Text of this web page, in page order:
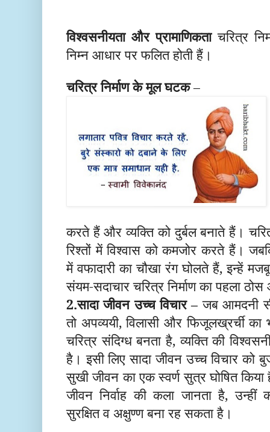
विश्वसनीयता और प्रामाणिकताचरित्र
निम्न आधार पर फलित होती हैं।
चरित्र निर्माण के मूल घटक–
करते हैं और व्यक्ति को दुर्बल बनाते हैं।
रिश्तों में विश्वास को कमजोर करते हैं।
में वफादारी का चौखा रंग घोलते हैं, इन्हें
संयम-सदाचार चरित्र निर्माण का पहला
2.सादा जीवन उच्च विचार –जब आमदनी
तो अपव्ययी, विलासी और फिजूलख्रर्ची का
चरित्र संदिग्ध बनता है, व्यक्ति की विश्व
है । इसी लिए सादा जीवन उच्च विचार को
सुखी जीवन का एक स्वर्ण सुत्र घोषित
जीवन निर्वाहकी कला जानता है, उन्हीं
सुरक्षित व अक्षुण्ण बना रह सकता है।